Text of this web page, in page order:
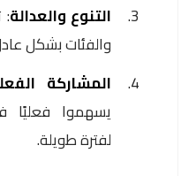
التنوع والعدالة:
والفئات بشكل
المشاركة
يسهموا فعليًا
لفترة طويلة.